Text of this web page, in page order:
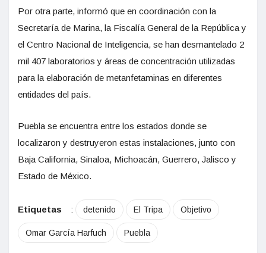
Por otra parte, informó que en coordinación con la
Secretaría de Marina, la Fiscalía General de la República y
el Centro Nacional de Inteligencia, se han desmantelado 2
mil 407 laboratorios y áreas de concentración utilizadas
para la elaboración de metanfetaminas en diferentes
entidades del país.
Puebla se encuentra entre los estados donde se
localizaron y destruyeron estas instalaciones, junto con
Baja California, Sinaloa, Michoacán, Guerrero, Jalisco y
Estado de México.
Etiquetas : detenido El Tripa Objetivo
Omar García Harfuch Puebla